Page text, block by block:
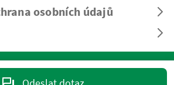
osobních údajů
GmbH Všechna práva vyhrazena. Veškeré
tiskové a sazební chyby.